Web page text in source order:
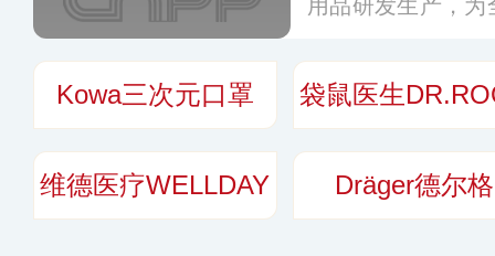
用品研发生产，
造等产品的一体
Kowa三次元口罩 袋鼠医生
维德医疗WELLDAY Dräger德尔格